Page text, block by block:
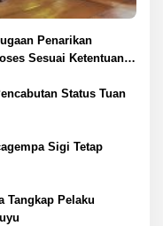
Penarikan
Sesuai Ketentuan
Status Tuan
Sigi Tetap
Tangkap Pelaku